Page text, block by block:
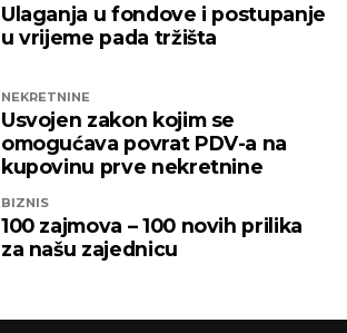
Ulaganja u fondove i postupanje
u vrijeme pada tržišta
NEKRETNINE
Usvojen zakon kojim se
omogućava povrat PDV-a na
kupovinu prve nekretnine
BIZNIS
100 zajmova – 100 novih prilika
za našu zajednicu